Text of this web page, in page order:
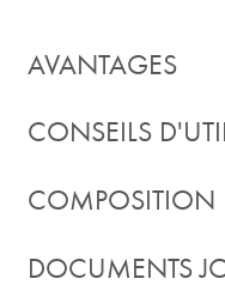
AVANTAGES
CONSEILS
COMPOSITION
DOCUMENTS